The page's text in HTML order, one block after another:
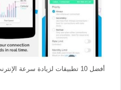
أفضل 10 تطبيقات لزيادة سرعة الإنترنت في اندرويد لعام 2022 2023